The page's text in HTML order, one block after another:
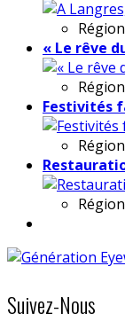
Région
« Le rêve
Région
Festivités
Région
Région
Suivez-Nous